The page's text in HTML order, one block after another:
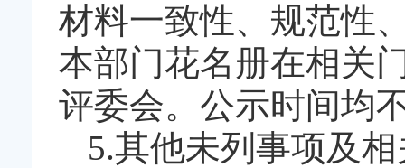
材料一致性、规范性
本部门花名册在相关
评委会。公示时间均
5.其他未列事项及